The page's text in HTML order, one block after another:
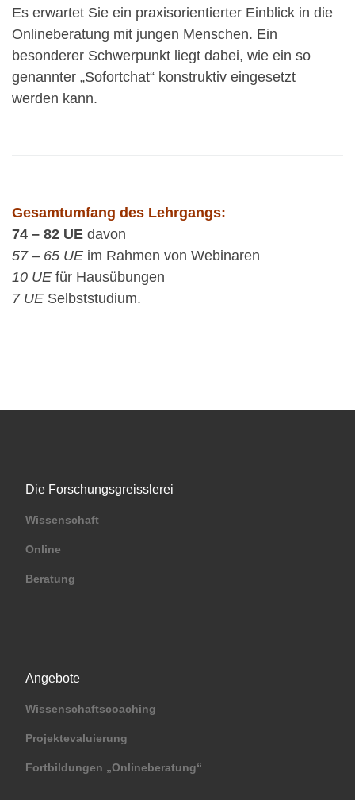
Es erwartet Sie ein praxisorientierter Einblick in die
Onlineberatung mit jungen Menschen. Ein
besonderer Schwerpunkt liegt dabei, wie ein so
genannter „Sofortchat“ konstruktiv eingesetzt
werden kann.
Gesamtumfang des Lehrgangs:
74 – 82 UE davon
57 – 65 UE im Rahmen von Webinaren
10 UE für Hausübungen
7 UE Selbststudium.
Die Forschungsgreisslerei
Wissenschaft
Online
Beratung
Angebote
Wissenschaftscoaching
Projektevaluierung
Fortbildungen „Onlineberatung“